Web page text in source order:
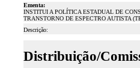
Ementa:
INSTITUI A POLÍTICA ESTADUAL DE
TRANSTORNO DE ESPECTRO AUTISTA
Descrição:
Distribuição/